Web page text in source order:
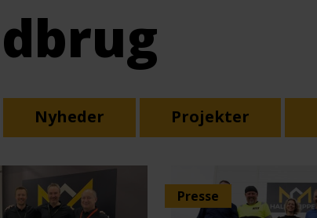
Nyheder Projekter
Presse